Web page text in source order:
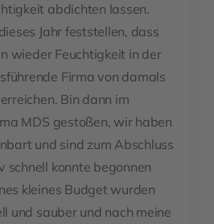
abdichten lassen.
Jahr feststellen, dass
wieder Feuchtigkeit in der
Firma von damals
Bin dann im
MDS gestoßen, wir haben
und sind zum Abschluss
schnell konnte begonnen
kleines Budget wurden
und sauber und nach meine